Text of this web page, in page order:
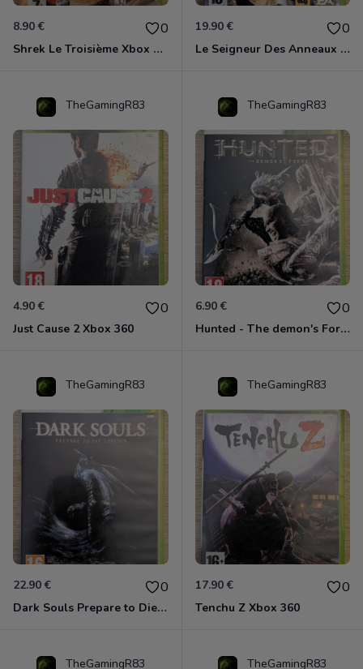
8.90 € 0
Shrek Le Troisième Xbox 360
19.90 € 0
Le Seigneur Des Anneaux - L'âge Des Conquêtes Xbox 360
TheGamingR83
4.90 € 0
Just Cause 2 Xbox 360
TheGamingR83
6.90 € 0
Hunted - The demon's Forge Xbox 360 (Complet CIB)
TheGamingR83
22.90 € 0
Dark Souls Prepare to Die Edition XBOX 360
TheGamingR83
17.90 € 0
Tenchu Z Xbox 360
TheGamingR83 TheGamingR83